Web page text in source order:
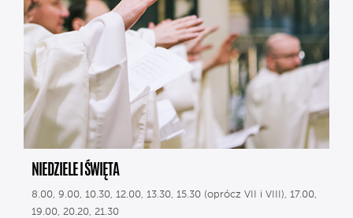
NIEDZIELE I ŚWIĘTA
8.00, 9.00, 10.30, 12.00, 13.30, 15.30 (oprócz VII i VIII), 17.00,
19.00, 20.20, 21.30